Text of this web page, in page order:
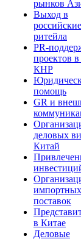
рынков
Выход в
ритейла
PR-
проектов
КНР
помощь
GR и
деловых
Китай
импортных
поставок
в Китае
Деловые